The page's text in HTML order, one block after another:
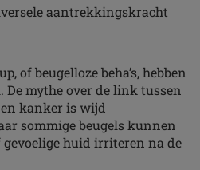
aantrekkingskracht
of beugelloze beha’s, hebben
De mythe over de link tussen
en kanker is wijd
sommige beugels kunnen
huid irriteren na de